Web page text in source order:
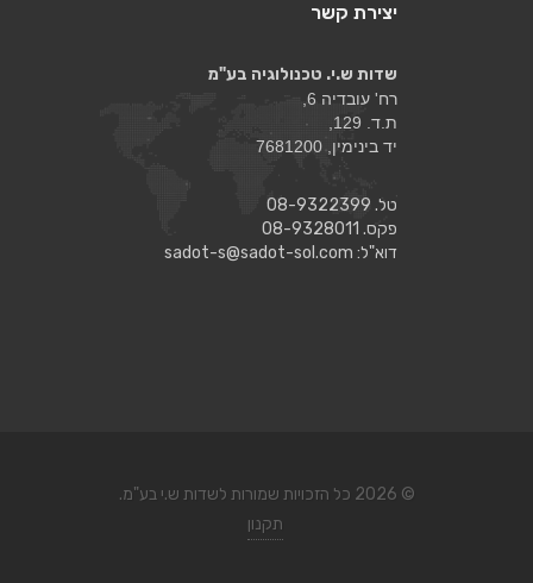
יצירת קשר
שדות ש.י. טכנולוגיה בע"מ
רח' עובדיה 6,
ת.ד. 129,
יד בינימין, 7681200
טל. 08-9322399
פקס. 08-9328011
דוא"ל: sadot-s@sadot-sol.com
© 2026 כל הזכויות שמורות לשדות ש.י בע"מ.
תקנון